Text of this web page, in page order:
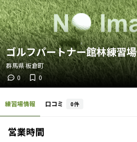
ゴルフパートナー館林練習場
群馬県板倉町
0
0
練習場情報 口コミ 0件
営業時間